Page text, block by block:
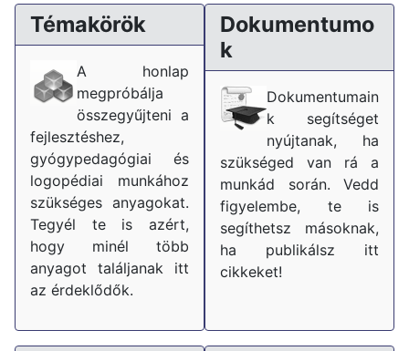
Témakörök
A honlap
megpróbálja
összegyűjteni a
fejlesztéshez,
gyógypedagógiai és
logopédiai munkához
szükséges anyagokat.
Tegyél te is azért,
hogy minél több
anyagot találjanak itt
az érdeklődők.
Dokumentumo
k
Dokumentumain
k segítséget
nyújtanak, ha
szükséged van rá a
munkád során. Vedd
figyelembe, te is
segíthetsz másoknak,
ha publikálsz itt
cikkeket!